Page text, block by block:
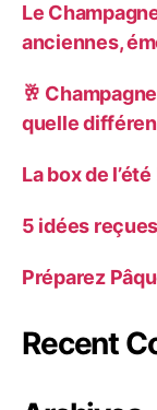
Le
anciennes,
🥂
quelle
La box de l’été
5 idées
Préparez
Recent